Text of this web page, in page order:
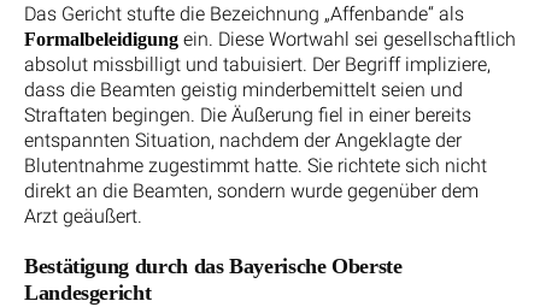
Das Gericht stufte die Bezeichnung „Affenbande“ als
Formalbeleidigung ein. Diese Wortwahl sei gesellschaftlich
absolut missbilligt und tabuisiert. Der Begriff impliziere,
dass die Beamten geistig minderbemittelt seien und
Straftaten begingen. Die Äußerung fiel in einer bereits
entspannten Situation, nachdem der Angeklagte der
Blutentnahme zugestimmt hatte. Sie richtete sich nicht
direkt an die Beamten, sondern wurde gegenüber dem
Arzt geäußert.
Bestätigung durch das Bayerische Oberste
Landesgericht